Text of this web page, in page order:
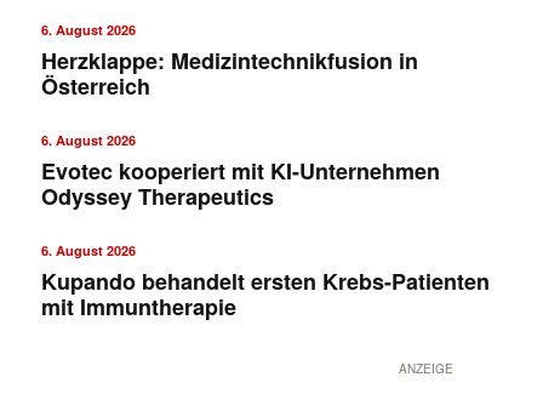
6. August 2026
Herzklappe: Medizintechnikfusion in
Österreich
6. August 2026
Evotec kooperiert mit KI-Unternehmen
Odyssey Therapeutics
6. August 2026
Kupando behandelt ersten Krebs-Patienten
mit Immuntherapie
ANZEIGE